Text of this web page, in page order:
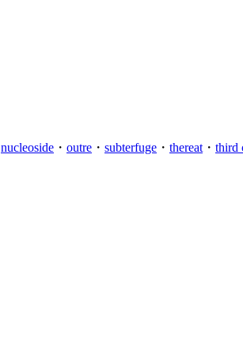
nucleoside ・ outre ・ subterfuge ・ thereat ・ third